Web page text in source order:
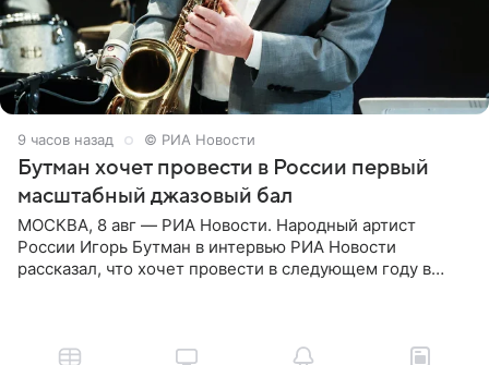
9 часов назад © РИА Новости
Бутман хочет провести в России первый
масштабный джазовый бал
МОСКВА, 8 авг — РИА Новости. Народный артист
России Игорь Бутман в интервью РИА Новости
рассказал, что хочет провести в следующем году в